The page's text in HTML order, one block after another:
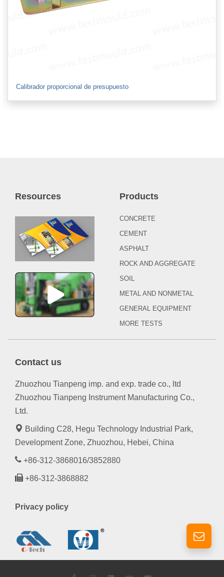
Calibrador proporcional de presupuesto
Resources Products
CONCRETE
CEMENT
ASPHALT
ROCK AND AGGREGATE
SOIL
METAL AND NONMETAL
GENERAL EQUIPMENT
MORE TESTS
Contact us
Zhuozhou Tianpeng imp. and exp. trade co., ltd
Zhuozhou Tianpeng Instrument Manufacturing Co.,
Ltd.
Building C28, Hegu Technology Industrial Park,
Development Zone, Zhuozhou, Hebei, China
+86-312-3868016/3852880
+86-312-3868882
Privacy policy